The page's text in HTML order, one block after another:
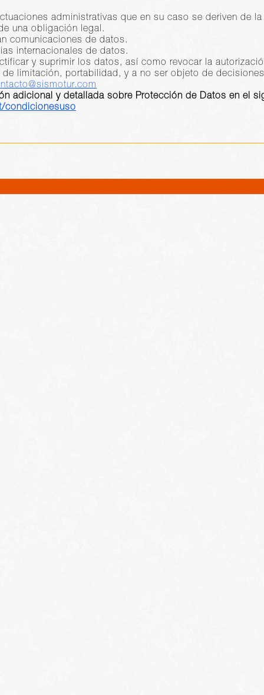
administrativas que en su caso se deriven de
una obligación legal.
comunicaciones de datos.
internacionales de datos.
y suprimir los datos, así como revocar la
limitación, portabilidad, y a no ser objeto de
adicional y detallada sobre Protección de Datos en el
condicionesuso